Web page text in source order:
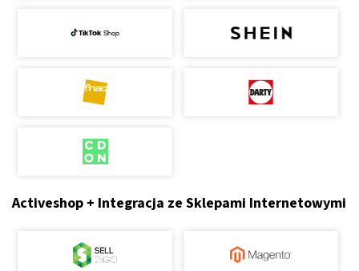
Activeshop + Integracja ze Sklepami Internetowymi